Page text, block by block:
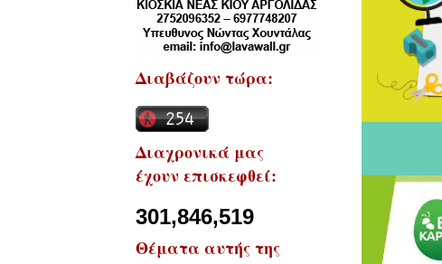
Διαβάζουν τώρα:
Διαχρονικά μας
έχουν επισκεφθεί:
301,846,519
Θέματα αυτής της